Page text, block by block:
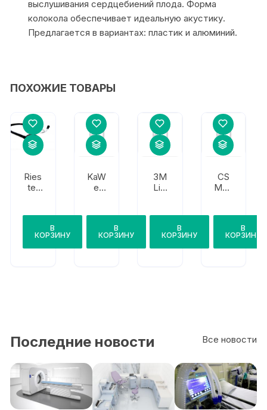
выслушивания сердцебиений плода. Форма
колокола обеспечивает идеальную акустику.
Предлагается в вариантах: пластик и алюминий.
ПОХОЖИЕ ТОВАРЫ
Ries
ter
2.0
В
КОРЗИНУ
KaW
e
В
КОРЗИНУ
3M
Litt
sic
III
В
КОРЗИНУ
CS
Med
В
КОРЗИНУ
Все новости
Последние новости